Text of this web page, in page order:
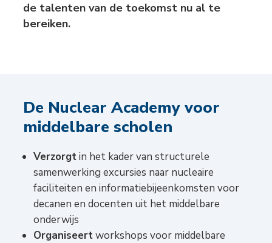
de talenten van de toekomst nu al te
bereiken.
De Nuclear Academy voor
middelbare scholen
Verzorgtin het kader van structurele
samenwerking excursies naar nucleaire
faciliteiten en informatiebijeenkomsten voor
decanen en docenten uit het middelbare
onderwijs
Organiseertworkshops voor middelbare